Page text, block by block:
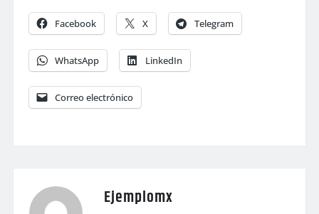
Facebook X Telegram
WhatsApp LinkedIn
Correo electrónico
Ejemplomx